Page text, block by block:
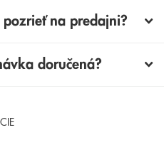
na predajni?
doručená?